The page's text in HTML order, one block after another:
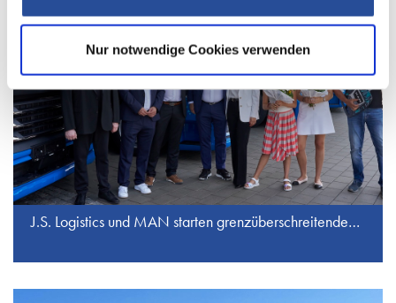
Nur notwendige Cookies verwenden
J.S. Logistics und MAN starten grenzüberschreitenden E-Transport